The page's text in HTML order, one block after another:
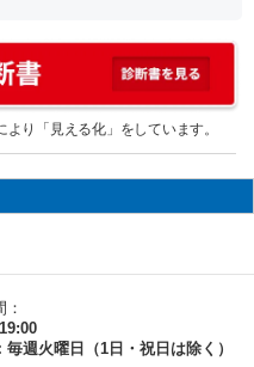
り「見える化」をしています。
毎週火曜日（1日・祝日は除く）